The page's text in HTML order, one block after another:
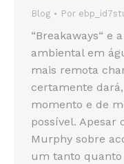
Blog Por
“Breakaways“ e
ambiental em
mais remota
certamente
momento e de
possível. Apesar
Murphy sobre
um tanto quanto